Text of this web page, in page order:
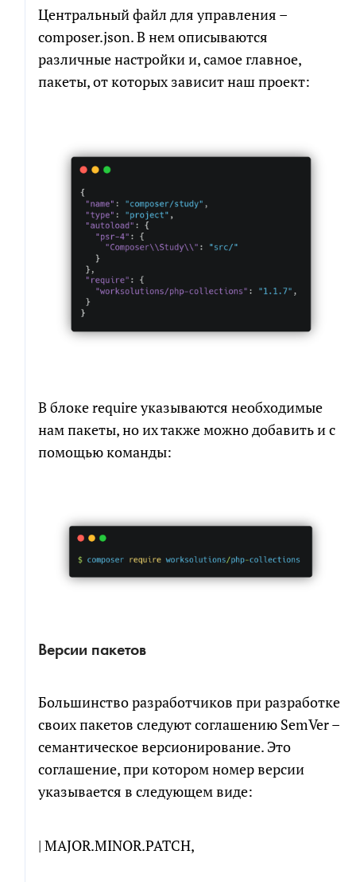
Центральный файл для управления –
composer.json. В нем описываются
различные настройки и, самое главное,
пакеты, от которых зависит наш проект:
В блоке require указываются необходимые
нам пакеты, но их также можно добавить и с
помощью команды:
Версии пакетов
Большинство разработчиков при разработке
своих пакетов следуют соглашению SemVer –
семантическое версионирование. Это
соглашение, при котором номер версии
указывается в следующем виде:
| MAJOR.MINOR.PATCH,